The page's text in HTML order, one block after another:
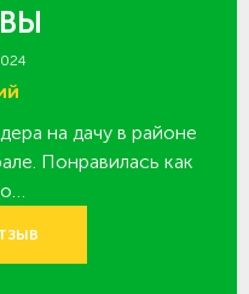
на дачу в районе
Понравилась как